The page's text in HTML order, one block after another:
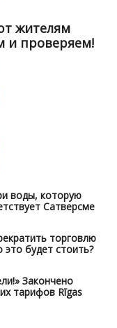
жителям
и проверяем!
воды, которую
Сатверсме
торговлю
будет стоить?
Закончено
тарифов Rīgas